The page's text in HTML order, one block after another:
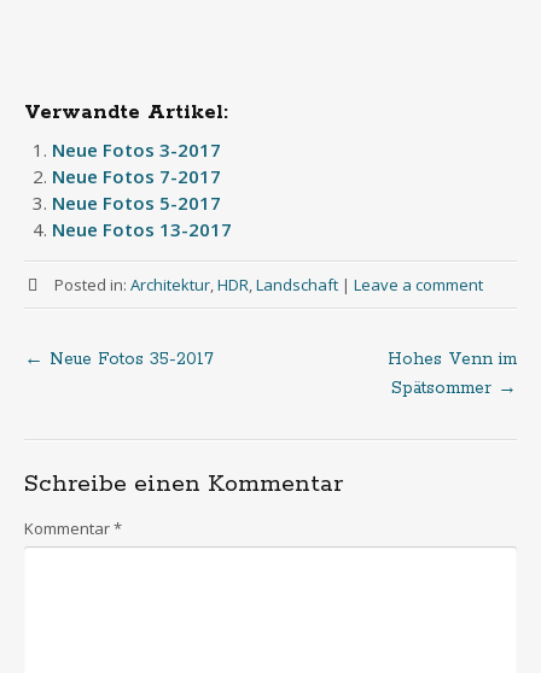
Verwandte Artikel:
Neue Fotos 3-2017
Neue Fotos 7-2017
Neue Fotos 5-2017
Neue Fotos 13-2017
Posted in: Architektur,HDR,Landschaft | Leave a comment
Post
navigation
← Neue Fotos 35-2017
Hohes Venn im
Spätsommer →
Schreibe einen Kommentar
Kommentar*